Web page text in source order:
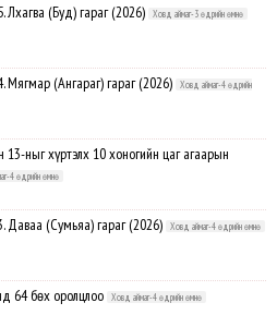
(Буд) гараг (2026) Ховд аймаг-3 өдрийн өмнө
(Ангараг) гараг (2026)
Ховд аймаг-4 өдрийн
ныг хүртэлх 10 хоногийн цаг агаарын
4 өдрийн өмнө
Даваа (Сумьяа) гараг (2026) Ховд аймаг-4 өдрийн өмнө
64 бөх оролцлоо Ховд аймаг-4 өдрийн өмнө